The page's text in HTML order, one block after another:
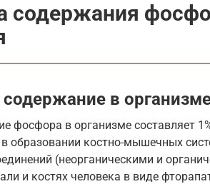
содержания
в
фосфора в организме составляет
в образовании костно-мышечных
(неорганическими и
и костях человека в виде